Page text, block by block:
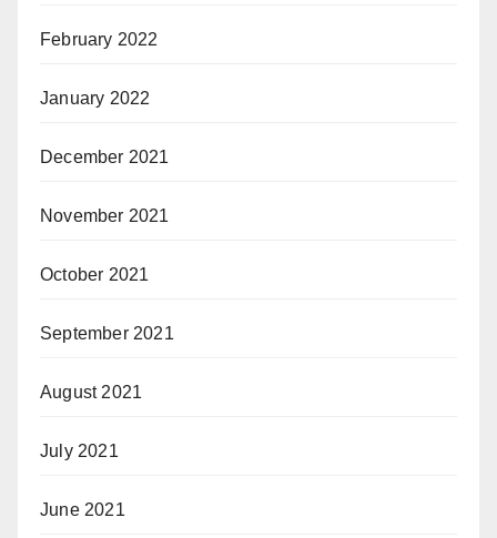
February 2022
January 2022
December 2021
November 2021
October 2021
September 2021
August 2021
July 2021
June 2021